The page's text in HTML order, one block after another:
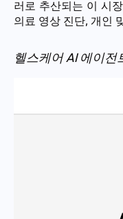
러로 추산되는 이 시
의료 영상 진단, 개인
헬스케어 AI 에이